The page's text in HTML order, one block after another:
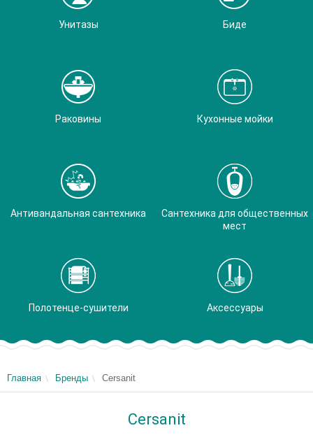
Унитазы Биде
Раковины Кухонные мойки
Антивандальная сантехника
Сантехника для общественных
мест
Полотенце-сушители Аксессуары
Главная Бренды Cersanit
Cersanit